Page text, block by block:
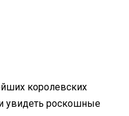
королевских
увидеть роскошные